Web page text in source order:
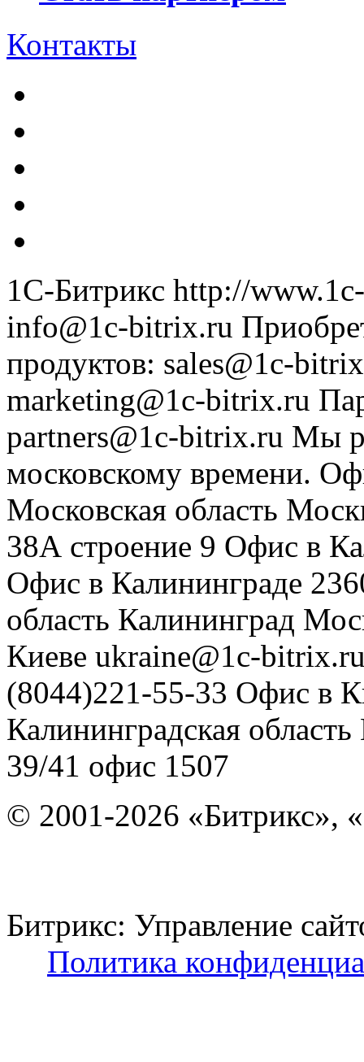
Контакты
1С-Битрикс http://
info@1c-bitrix.ru
продуктов: sales@1c-
marketing@1c-bitrix.ru
partners@1c-bitrix.ru Мы
московскому времени.
Московская область
38А строение 9 Офис в
Офис в Калининграде
область Калининград
Киеве ukraine@1c-
(8044)221-55-33 Офис в
Калининградская область
39/41 офис 1507
© 2001-2026 «Битрикс»,
Битрикс: Управление
Политика